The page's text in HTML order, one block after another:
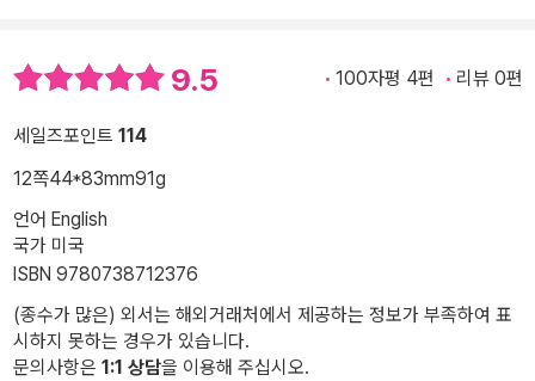
9.5 100자평 4편 리뷰 0편
세일즈포인트 114
12쪽44*83mm91g
언어 English
국가 미국
ISBN 9780738712376
(종수가 많은) 외서는 해외거래처에서 제공하는 정보가 부족하여 표
시하지 못하는 경우가 있습니다.
문의사항은 1:1 상담을 이용해 주십시오.